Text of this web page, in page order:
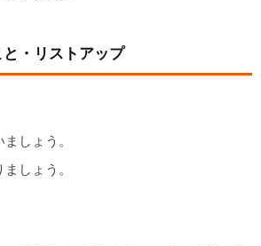
・リストアップ
しょう。
しょう。